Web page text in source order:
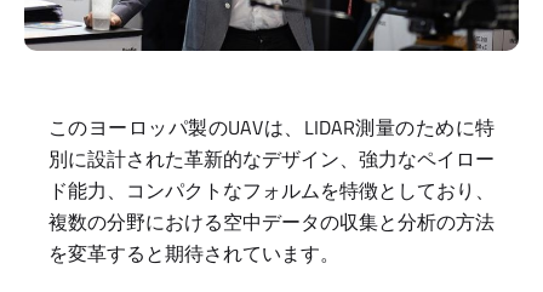
このヨーロッパ製のUAVは、LIDAR測量のために特
別に設計された革新的なデザイン、強力なペイロー
ド能力、コンパクトなフォルムを特徴としており、
複数の分野における空中データの収集と分析の方法
を変革すると期待されています。